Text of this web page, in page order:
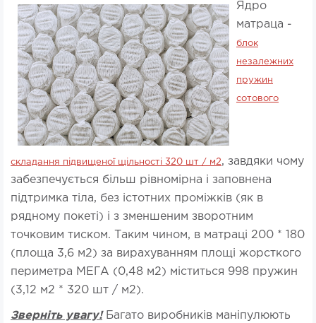
Ядро
матраца -
блок
незалежних
пружин
сотового
складання підвищеної щільності 320 шт / м2, завдяки чому
забезпечується більш рівномірна і заповнена
підтримка тіла, без істотних проміжків (як в
рядному покеті) і з зменшеним зворотним
точковим тиском. Таким чином, в матраці 200 * 180
(площа 3,6 м2) за вирахуванням площі жорсткого
периметра МЕГА (0,48 м2) міститься 998 пружин
(3,12 м2 * 320 шт / м2).
Зверніть увагу!Багато виробників маніпулюють